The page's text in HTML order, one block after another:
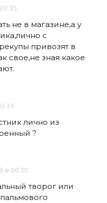
не в магазине,а у
с
привозят в
свое,не зная какое
лично из
?
в 00:55
творог или